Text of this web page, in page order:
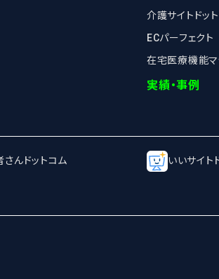
介護サイトドッ
ECパーフェクト
在宅医療機能マ
実績・事例
さんドットコム いいサイト